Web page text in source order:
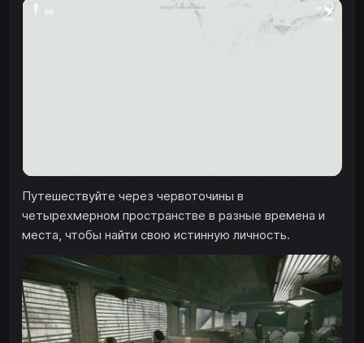
Путешествуйте через червоточины в
четырехмерном пространстве в разные времена и
места, чтобы найти свою истинную личность.